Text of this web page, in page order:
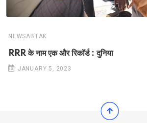
NEWSABTAK
RRR के नाम एक और रिकॉर्ड : दुनिया
JANUARY 5, 2023